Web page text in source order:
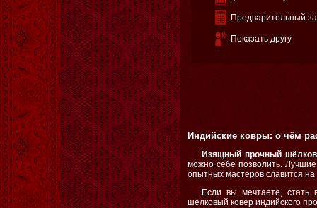
Предварительный
Показать другу
Индийские ковры: о чём
Изящный прочный
можно себе позволить.
опытных мастеров славится
Если вы мечтаете, стать
шелковый ковер индийского